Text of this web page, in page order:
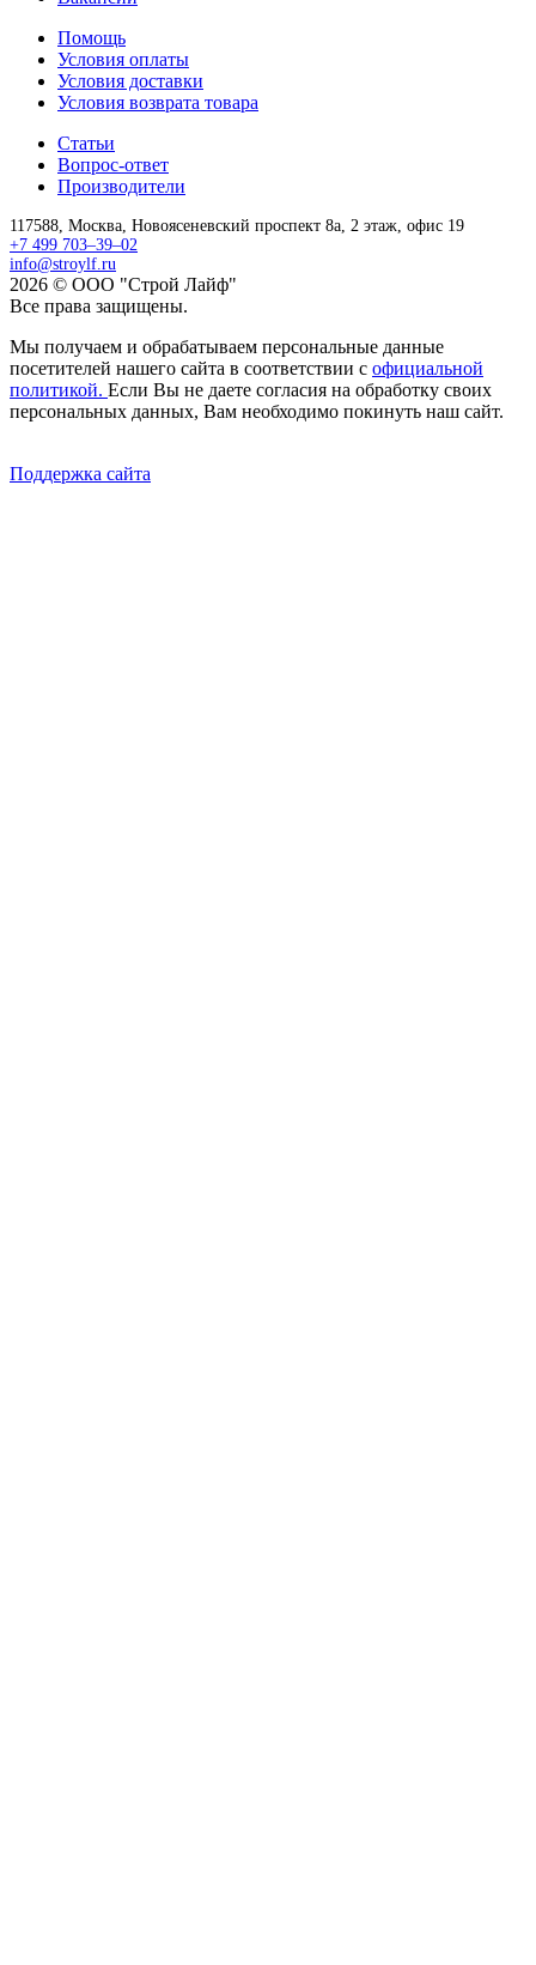
Помощь
Условия оплаты
Условия доставки
Условия возврата товара
Статьи
Вопрос-ответ
Производители
117588, Москва, Новоясеневский проспект 8а, 2 этаж, офис 19
+7 499 703–39–02
info@stroylf.ru
2026 © ООО "Строй Лайф"
Все права защищены.
Мы получаем и обрабатываем персональные данные
посетителей нашего сайта в соответствии с официальной
политикой. Если Вы не даете согласия на обработку своих
персональных данных, Вам необходимо покинуть наш сайт.
Поддержка сайта